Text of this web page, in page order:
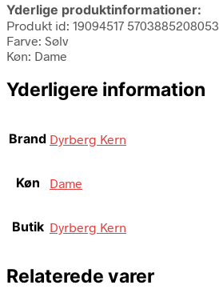
Yderlige produktinformationer:
Produkt id: 19094517 5703885208053
Farve: Sølv
Køn: Dame
Yderligere information
Brand Dyrberg Kern
Køn Dame
Butik Dyrberg Kern
Relaterede varer